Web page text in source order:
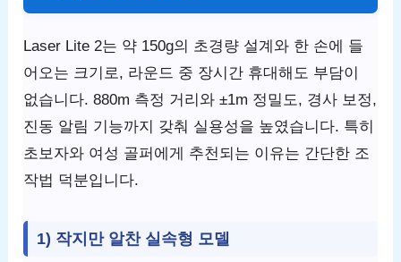
Laser Lite 2는 약 150g의 초경량 설계와 한 손에 들
어오는 크기로, 라운드 중 장시간 휴대해도 부담이
없습니다. 880m 측정 거리와 ±1m 정밀도, 경사 보정,
진동 알림 기능까지 갖춰 실용성을 높였습니다. 특히
초보자와 여성 골퍼에게 추천되는 이유는 간단한 조
작법 덕분입니다.
1) 작지만 알찬 실속형 모델